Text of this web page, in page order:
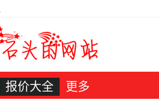
报价大全 更多